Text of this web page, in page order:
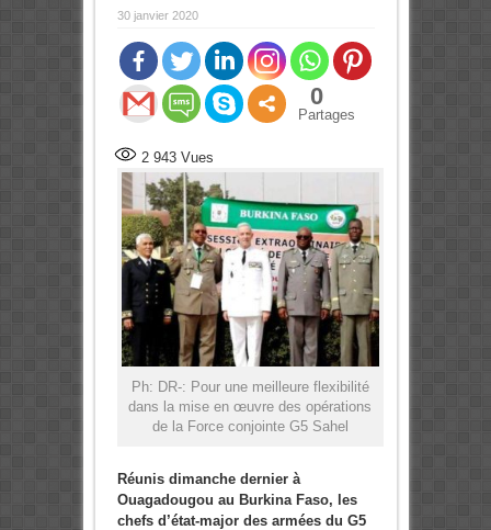
30 janvier 2020
0
Partages
2 943Vues
Ph: DR-: Pour une meilleure flexibilité
dans la mise en œuvre des opérations
de la Force conjointe G5 Sahel
Réunis dimanche dernier à
Ouagadougou au Burkina Faso, les
chefs d’état-major des armées du G5